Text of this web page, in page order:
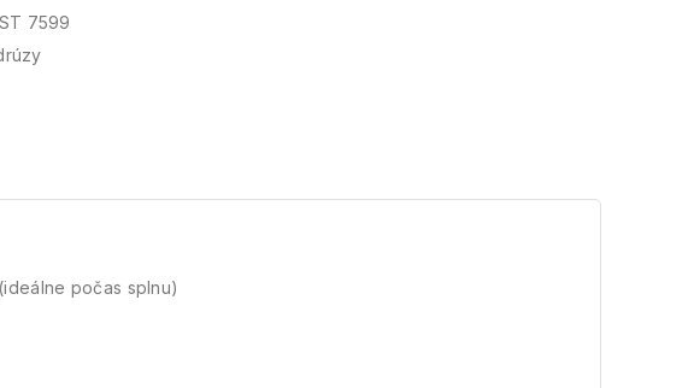
7599
počas splnu)